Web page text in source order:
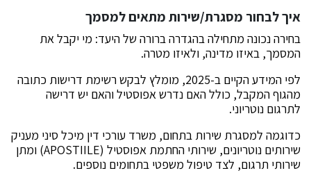
איך לבחור מסגרת/שירות מתאים למסמך
בחירה נכונה מתחילה בהגדרה ברורה של היעד: מי יקבל את
המסמך, באיזו מדינה, ולאיזו מטרה.
לפי המידע הקיים ב-2025, מומלץ לבקש רשימת דרישות כתובה
מהגוף המקבל, כולל האם נדרש אפוסטיל והאם יש דרישה
לתרגום נוטריוני.
כדוגמה למסגרת שירות בתחום, משרד עורכי דין מיכל סיני מעניק
שירותים נוטריונים, שירותי החתמת אפוסטיל (APOSTIILE) ומתן
שירותי תרגום, לצד טיפול משפטי בתחומים נוספים.